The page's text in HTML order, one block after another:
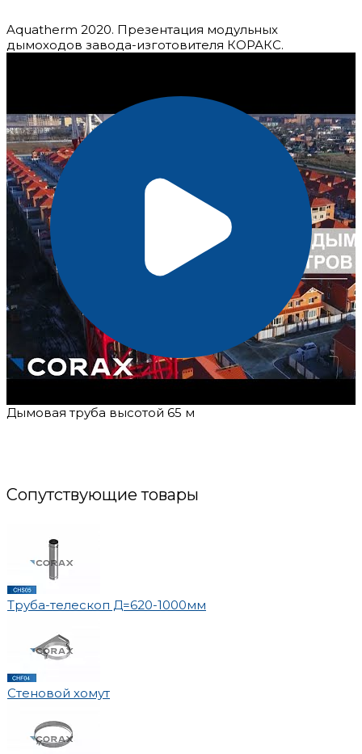
Aquatherm 2020. Презентация модульных
дымоходов завода-изготовителя КОРАКС.
Дымовая труба высотой 65 м
Сопутствующие товары
Труба-телескоп Д=620-1000мм
Стеновой хомут